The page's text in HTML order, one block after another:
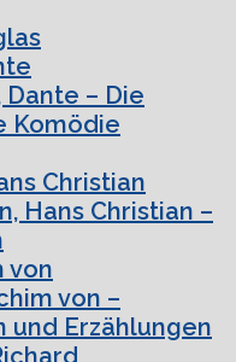
– Die
Komödie
Christian
Hans Christian –
von
von –
und Erzählungen